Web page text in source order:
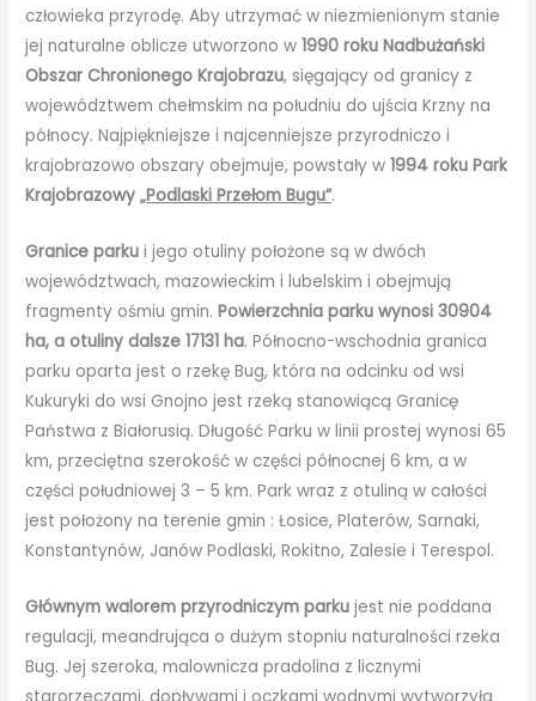
człowieka przyrodę. Aby utrzymać w niezmienionym stanie
jej naturalne oblicze utworzono w1990 roku Nadbużański
Obszar Chronionego Krajobrazu, sięgający od granicy z
województwem chełmskim na południu do ujścia Krzny na
północy. Najpiękniejsze i najcenniejsze przyrodniczo i
krajobrazowo obszary obejmuje, powstały w1994 roku Park
Krajobrazowy„Podlaski Przełom Bugu”.
Granice parku i jego otuliny położone są w dwóch
województwach, mazowieckim i lubelskim i obejmują
fragmenty ośmiu gmin.Powierzchnia parku wynosi 30904
ha, a otuliny dalsze 17131 ha. Północno-wschodnia granica
parku oparta jest o rzekę Bug, która na odcinku od wsi
Kukuryki do wsi Gnojno jest rzeką stanowiącą Granicę
Państwa z Białorusią. Długość Parku w linii prostej wynosi 65
km, przeciętna szerokość w części północnej 6 km, a w
części południowej 3 – 5 km. Park wraz z otuliną w całości
jest położony na terenie gmin : Łosice, Platerów, Sarnaki,
Konstantynów, Janów Podlaski, Rokitno, Zalesie i Terespol.
Głównym walorem przyrodniczym parku jest nie poddana
regulacji, meandrująca o dużym stopniu naturalności rzeka
Bug. Jej szeroka, malownicza pradolina z licznymi